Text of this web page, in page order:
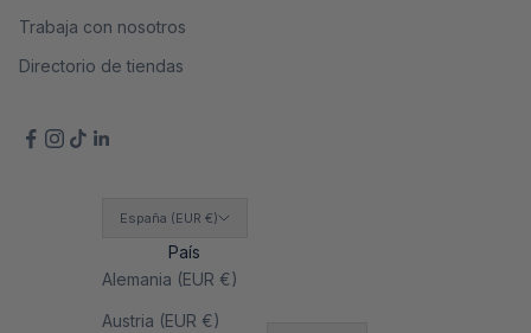
Trabaja con nosotros
Directorio de tiendas
España (EUR €)
País
Alemania (EUR €)
Austria (EUR €)